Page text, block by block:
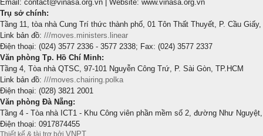
Email: contact@vinasa.org.vn | Website: www.vinasa.org.vn
Trụ sở chính:
Tầng 11, tòa nhà Cung Trí thức thành phố, 01 Tôn Thất Thuyết, P. Cầu Giấy,
Link bản đồ: ///moves.ministers.linear
Điện thoại: (024) 3577 2336 - 3577 2338; Fax: (024) 3577 2337
Văn phòng Tp. Hồ Chí Minh:
Tầng 4, Tòa nhà QTSC, 97-101 Nguyễn Công Trứ, P. Sài Gòn, TP.HCM
Link bản đồ: ///moves.chairing.polka
Điện thoại: (028) 3821 2001
Văn phòng Đà Nẵng:
Tầng 4 - Tòa nhà ICT1 - Khu Công viên phần mềm số 2, đường Như
Điện thoại: 0917874455
Thiết kế & tài trợ bởi VNPT